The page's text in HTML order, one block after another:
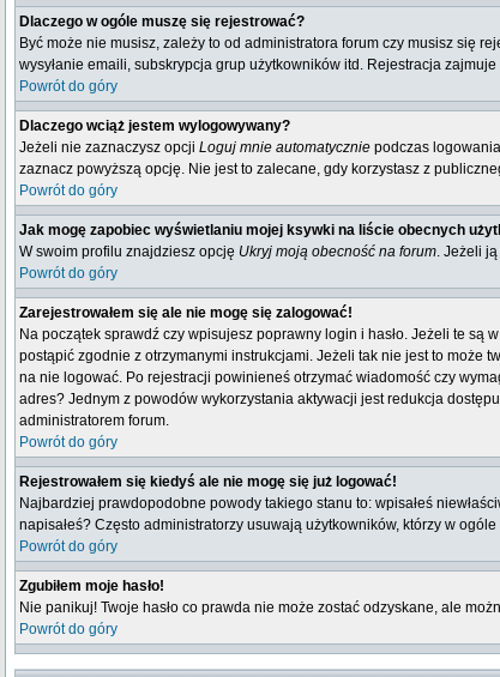
Dlaczego w ogóle muszę się rejestrować?
Być może nie musisz, zależy to od administratora forum czy musisz się
wysyłanie emaili, subskrypcja grup użytkowników itd. Rejestracja
Powrót do góry
Dlaczego wciąż jestem wylogowywany?
Jeżeli nie zaznaczysz opcji Loguj mnie automatycznie podczas
zaznacz powyższą opcję. Nie jest to zalecane, gdy korzystasz z
Powrót do góry
Jak mogę zapobiec wyświetlaniu mojej ksywki na liście obecnych
W swoim profilu znajdziesz opcję Ukryj moją obecność na forum. Jeżeli ją
Powrót do góry
Zarejestrowałem się ale nie mogę się zalogować!
Na początek sprawdź czy wpisujesz poprawny login i hasło. Jeżeli te są
postąpić zgodnie z otrzymanymi instrukcjami. Jeżeli tak nie jest to może
na nie logować. Po rejestracji powinieneś otrzymać wiadomość czy
adres? Jednym z powodów wykorzystania aktywacji jest redukcja
administratorem forum.
Powrót do góry
Rejestrowałem się kiedyś ale nie mogę się już logować!
Najbardziej prawdopodobne powody takiego stanu to: wpisałeś
napisałeś? Często administratorzy usuwają użytkowników, którzy w
Powrót do góry
Zgubiłem moje hasło!
Nie panikuj! Twoje hasło co prawda nie może zostać odzyskane, ale
Powrót do góry